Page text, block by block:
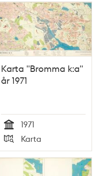
Karta "Bromma k:a"
år 1971
Tid
1971
Typ
Karta